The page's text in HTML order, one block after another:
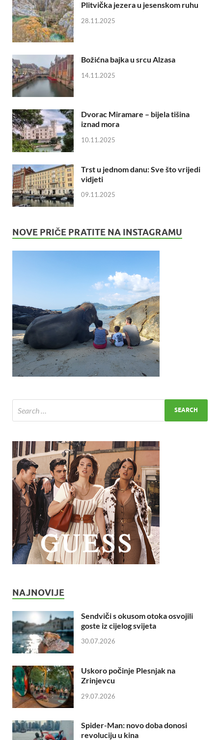
Plitvička jezera u jesenskom ruhu
28.11.2025
Božićna bajka u srcu Alzasa
14.11.2025
Dvorac Miramare – bijela tišina
iznad mora
10.11.2025
Trst u jednom danu: Sve što vrijedi
vidjeti
09.11.2025
NOVE PRIČE PRATITE NA INSTAGRAMU
NAJNOVIJE
Sendviči s okusom otoka osvojili
goste iz cijelog svijeta
30.07.2026
Uskoro počinje Plesnjak na
Zrinjevcu
29.07.2026
Spider-Man: novo doba donosi
revoluciju u kina